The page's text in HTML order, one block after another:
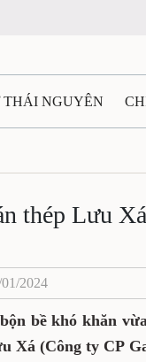
THÁI NGUYÊN
QUỐC TẾ TÀI
thép Lưu
2024
bề khó khăn
Xá (Công ty CP